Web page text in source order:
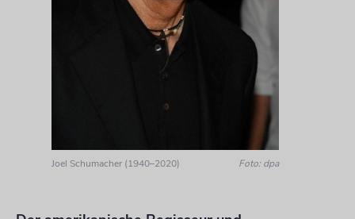
Joel Schumacher (1940–2020) Foto: dpa